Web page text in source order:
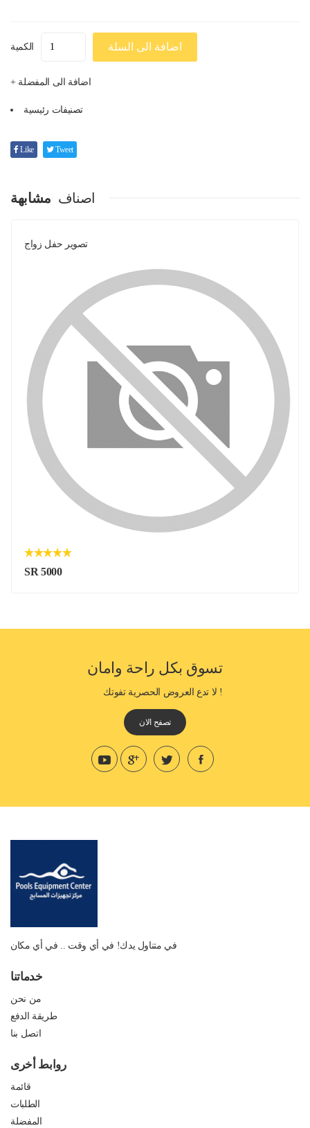
الكمية اضافة الى السلة
+ اضافة الى المفضلة
تصنيفات رئيسية
Like Tweet
اصناف مشابهة
تصوير حفل زواج
SR 5000
تسوق بكل راحة وامان
! لا تدع العروض الحصرية تفوتك
تصفح الان
في متناول يدك! في أي وقت .. في أي مكان
خدماتنا
من نحن
طريقة الدفع
اتصل بنا
روابط أخرى
قائمة
الطلبات
المفضلة